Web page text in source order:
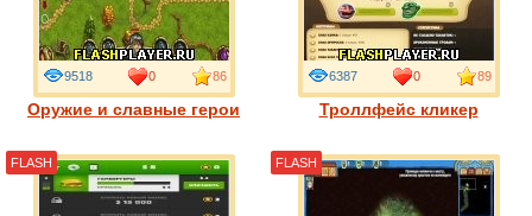
Оружие и славные герои
9518 0 86
Троллфейс кликер
6387 0 89
FLASH FLASH